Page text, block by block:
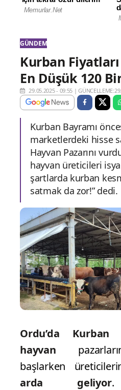
GÜNDEM
Kurban
En Düşük 120
29.05.2025 - 09:55 |
Kurban Bayramı
marketlerdeki hisse
Hayvan Pazarını
hayvan üreticileri
şartlarda kurban
satmak da zor!” dedi.
Ordu’da Kurban
hayvan
başlarken
arda geliyor